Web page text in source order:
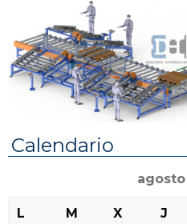
Calendario
L M X J